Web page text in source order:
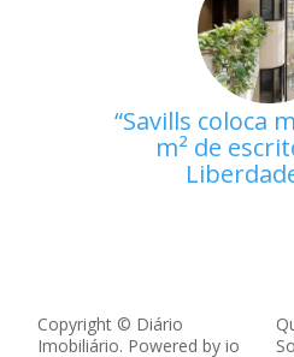
Savills coloca
m² de
Copyright © Diário
Imobiliário. Powered by io